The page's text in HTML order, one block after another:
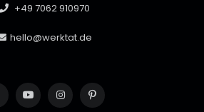
+49 7062 910970
hello@werktat.de